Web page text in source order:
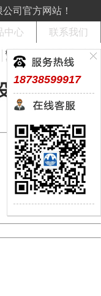
司官方网站！
联系我们
中心
18738599917